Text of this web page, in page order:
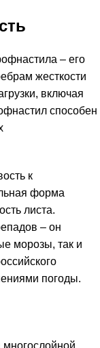
– его
жесткости
включая
способен
к
форма
листа.
– он
морозы, так и
погоды.